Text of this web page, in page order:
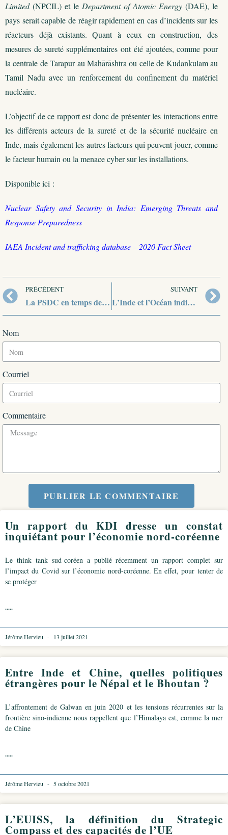
Un rapport du KDI dresse un constat
inquiétant pour l’économie nord-coréenne
Le think tank sud-coréen a publié récemment un rapport complet sur
l’impact du Covid sur l’économie nord-coréenne. En effet, pour tenter de
se protéger
.....
Jérôme Hervieu 13 juillet 2021
Entre Inde et Chine, quelles politiques
étrangères pour le Népal et le Bhoutan ?
L’affrontement de Galwan en juin 2020 et les tensions récurrentes sur la
frontière sino-indienne nous rappellent que l’Himalaya est, comme la mer
de Chine
.....
Jérôme Hervieu 5 octobre 2021
L’EUISS, la définition du Strategic
Compass et des capacités de l’UE
Limited(NPCIL) et le Department of Atomic Energy (DAE), le
pays serait capable de réagir rapidement en cas d’incidents sur les
réacteurs déjà existants. Quant à ceux en construction, des
mesures de sureté supplémentaires ont été ajoutées, comme pour
la centrale de Tarapur au Mahārāshtra ou celle de Kudankulam au
Tamil Nadu avec un renforcement du confinement du matériel
nucléaire.
L’objectif de ce rapport est donc de présenter les interactions entre
les différents acteurs de la sureté et de la sécurité nucléaire en
Inde, mais également les autres facteurs qui peuvent jouer, comme
le facteur humain ou la menace cyber sur les installations.
Disponible ici :
Nuclear Safety and Security in India: Emerging Threats and
Response Preparedness
IAEA Incident and trafficking database – 2020 Fact Sheet
PRÉCÉDENT
La PSDC en temps de Covid
SUIVANT
L’Inde et l’Océan indien, y renforcer son influence et contenir la Chine. 1 – Les Maldives
Nom
Courriel
Commentaire
PUBLIER LE COMMENTAIRE